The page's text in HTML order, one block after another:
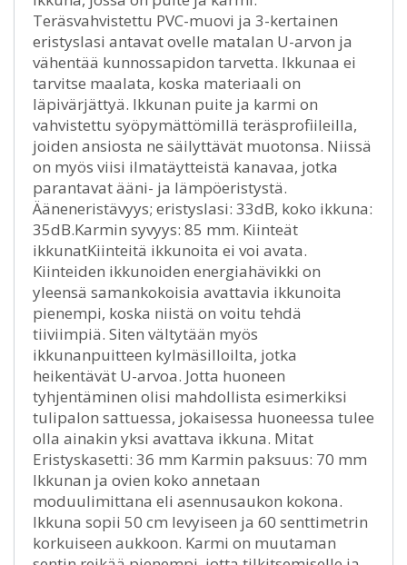
Teräsvahvistettu PVC-muovi ja 3-kertainen
eristyslasi antavat ovelle matalan U-arvon ja
vähentää kunnossapidon tarvetta. Ikkunaa ei
tarvitse maalata, koska materiaali on
läpivärjättyä. Ikkunan puite ja karmi on
vahvistettu syöpymättömillä teräsprofiileilla,
joiden ansiosta ne säilyttävät muotonsa. Niissä
on myös viisi ilmatäytteistä kanavaa, jotka
parantavat ääni- ja lämpöeristystä.
Ääneneristävyys; eristyslasi: 33dB, koko ikkuna:
35dB.Karmin syvyys: 85 mm. Kiinteät
ikkunatKiinteitä ikkunoita ei voi avata.
Kiinteiden ikkunoiden energiahävikki on
yleensä samankokoisia avattavia ikkunoita
pienempi, koska niistä on voitu tehdä
tiiviimpiä. Siten vältytään myös
ikkunanpuitteen kylmäsilloilta, jotka
heikentävät U-arvoa. Jotta huoneen
tyhjentäminen olisi mahdollista esimerkiksi
tulipalon sattuessa, jokaisessa huoneessa tulee
olla ainakin yksi avattava ikkuna. Mitat
Eristyskasetti: 36 mm Karmin paksuus: 70 mm
Ikkunan ja ovien koko annetaan
moduulimittana eli asennusaukon kokona.
Ikkuna sopii 50 cm levyiseen ja 60 senttimetrin
korkuiseen aukkoon. Karmi on muutaman